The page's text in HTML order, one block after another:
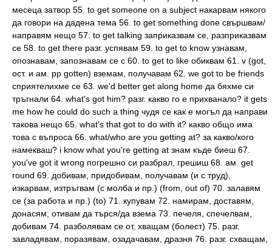
месеца затвор 55. to get someone on a subject накарвам някого
да говори на дадена тема 56. to get something done свършвам/
направям нещо 57. to get talking заприказвам се, разприказвам
се 58. to get there разг. успявам 59. to get to know узнавам,
опознавам, запознавам се с 60. to get to like обиквам 61. v (got,
ост. и ам. pp gotten) вземам, получавам 62. we got to be friends
сприятелихме се 63. we'd better get along home да бяхме си
тръгнали 64. what's got him? разг. какво го е прихванало? it gets
me how he could do such a thing чудя се как е могъл да направи
такова нещо 65. what's that got to do with it? какво общо има
това с въпроса 66. what/who are you getting at? за какво/кого
намекваш? i know what you're getting at знам къде биеш 67.
you've got it wrong погрешно си разбрал, грешиш 68. ам. get
round 69. добивам, придобивам, получавам (и с труд),
изкарвам, изтръгвам (с молба и пр.) (from, out of) 70. залавям
се (за работа и пр.) (to) 71. купувам 72. намирам, доставям,
донасям, отивам да търся/да взема 73. печеля, спечелвам,
добивам 74. разболявам се от, хващам (болест) 75. разг.
завладявам, поразявам, озадачавам, дразня 76. разг. схващам,